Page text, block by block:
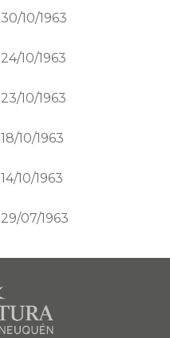
30/10/1963
24/10/1963
23/10/1963
18/10/1963
14/10/1963
29/07/1963